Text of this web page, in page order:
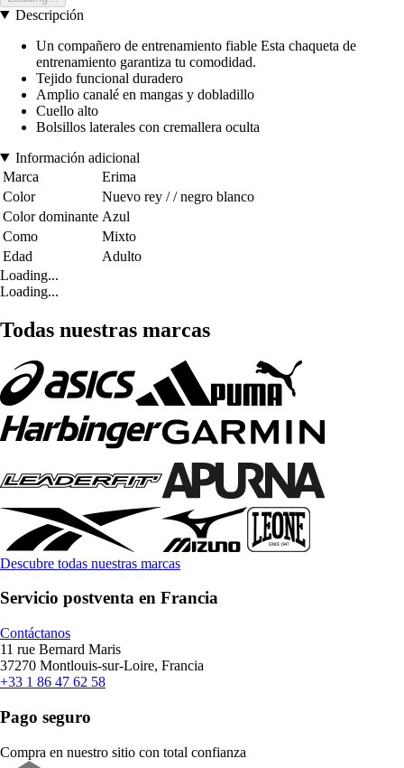
Descripción
Un compañero de entrenamiento fiable Esta chaqueta de
entrenamiento garantiza tu comodidad.
Tejido funcional duradero
Amplio canalé en mangas y dobladillo
Cuello alto
Bolsillos laterales con cremallera oculta
Información adicional
Marca
Erima
Color
Nuevo rey / / negro blanco
Color dominante Azul
Como
Mixto
Edad
Adulto
Loading...
Loading...
Todas nuestras marcas
Descubre todas nuestras marcas
Servicio postventa en Francia
Contáctanos
11 rue Bernard Maris
37270 Montlouis-sur-Loire, Francia
+33 1 86 47 62 58
Pago seguro
Compra en nuestro sitio con total confianza